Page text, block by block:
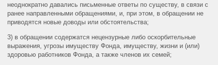
неоднократно давались письменные ответы по существу, в связи с
ранее направленными обращениями, и, при этом, в обращении не
приводятся новые доводы или обстоятельства;
3) в обращении содержатся нецензурные либо оскорбительные
выражения, угрозы имуществу Фонда, имуществу, жизни и (или)
здоровью работников Фонда, а также членов их семей;